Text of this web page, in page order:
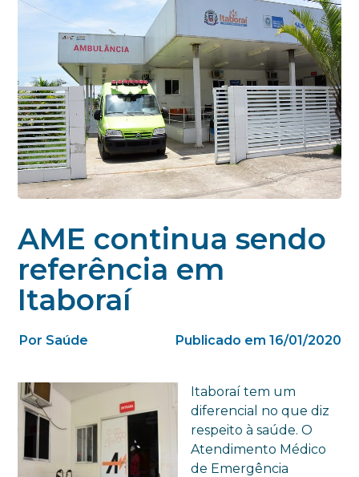
AME continua sendo
referência em
Itaboraí
Por Saúde Publicado em 16/01/2020
Itaboraí tem um
diferencial no que diz
respeito à saúde. O
Atendimento Médico
de Emergência